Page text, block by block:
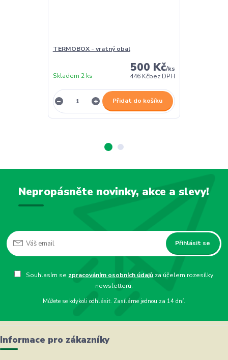
TERMOBOX - vratný obal
500 Kč/ks
446 Kčbez DPH
Skladem 2 ks
Přidat do košíku
Nepropásněte novinky, akce a slevy!
Přihlásit se
Souhlasím se zpracováním osobních údajů za účelem rozesílky
newsletteru.
Můžete se kdykoli odhlásit. Zasíláme jednou za 14 dní.
Informace pro zákazníky